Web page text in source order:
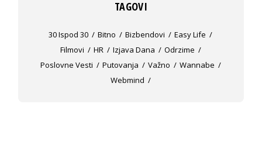
TAGOVI
30 Ispod 30 Bitno Bizbendovi
Easy Life
Filmovi
HR Izjava Dana
Odrzime
Poslovne Vesti
Putovanja Važno
Wannabe
Webmind